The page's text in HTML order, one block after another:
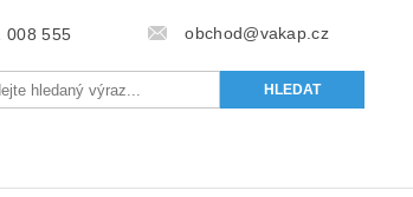
008 555 obchod@vakap.cz